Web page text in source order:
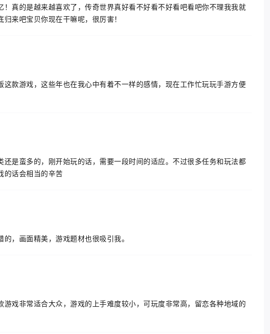
真的是越来越喜欢了，传奇世界真好看不好看不好看吧看吧你不理我我就
来吧宝贝你现在干嘛呢，很厉害！
款游戏，这些年也在我心中有着不一样的感情，现在工作忙玩玩手游方便
是蛮多的，刚开始玩的话，需要一段时间的适应。不过很多任务和玩法都
的话会相当的辛苦
，画面精美，游戏题材也很吸引我。
戏非常适合大众，游戏的上手难度较小，可玩度非常高，留恋各种地域的